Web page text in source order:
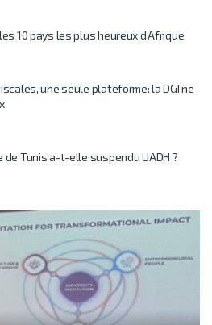
10 pays les plus heureux d’Afrique
une seule plateforme: la DGI ne
de Tunis a-t-elle suspendu UADH ?